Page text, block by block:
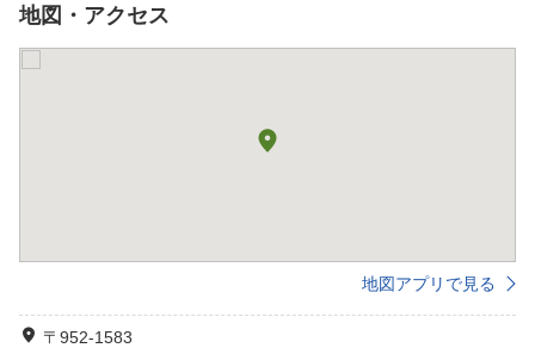
地図・アクセス
地図アプリで見る
〒952-1583